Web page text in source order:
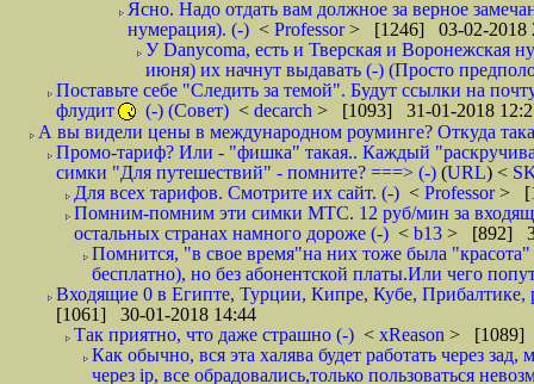
Ясно. Надо отдать вам должное за верное
нумерация). (-) < Professor> [1246] 03-02-2018
У Danycoma, есть и Тверская и Воронежская
июня) их начнут выдавать (-) (Просто
Поставьте себе "Следить за темой". Будут ссылки на
флудит
(-) (Совет) < decarch > [1093] 31-01-2018
А вы видели цены в международном роуминге? Откуда
Промо-тариф? Или - "фишка" такая.. Каждый
симки "Для путешествий" - помните? ===> (-) (URL) <
Для всех тарифов. Смотрите их сайт. (-) < Professor>
Помним-помним эти симки МТС. 12 руб/мин за
остальных странах намного дороже (-) < b13 > [892]
Помнится, "в свое время"на них тоже была
бесплатно), но без абонентской платы.Или чего
Входящие 0 в Египте, Турции, Кипре, Кубе,
[1061] 30-01-2018 14:44
Так приятно, что даже страшно (-) < xReason > [1089]
Как обычно, вся эта халява будет работать через
через ip, все обрадовались,только пользоваться